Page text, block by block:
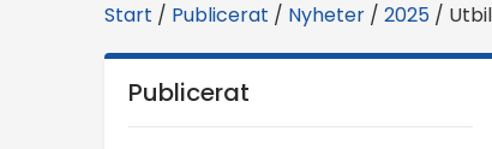
s
o
Start / Publicerat / Nyheter / 2025 /
Publicerat